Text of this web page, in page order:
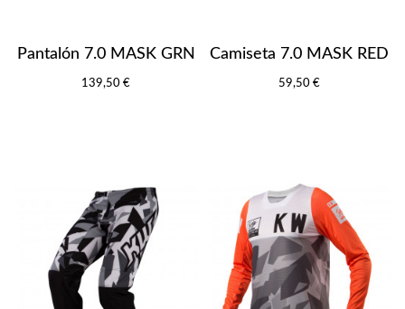
Pantalón 7.0 MASK GRN
139,50 €
Camiseta 7.0 MASK RED
59,50 €